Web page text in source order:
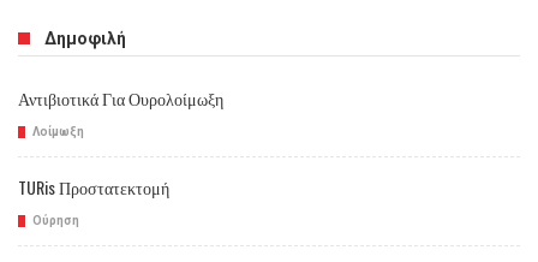
Δημοφιλή
Αντιβιοτικά Για Ουρολοίμωξη
Λοίμωξη
TURis Προστατεκτομή
Ούρηση